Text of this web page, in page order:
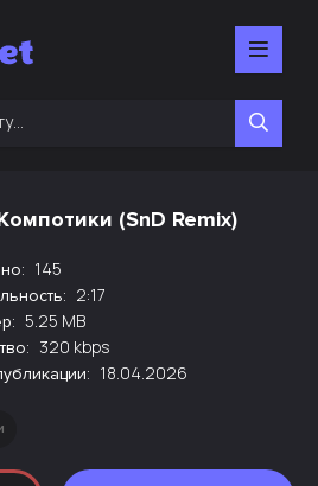
(SnD Remix)
145
2:17
5.25 MB
320 kbps
18.04.2026